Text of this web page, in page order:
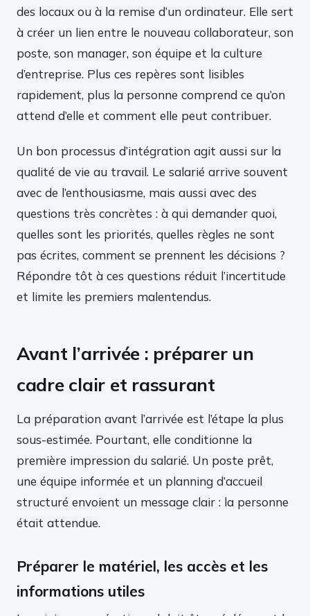
des locaux ou à la remise d’un ordinateur. Elle sert
à créer un lien entre le nouveau collaborateur, son
poste, son manager, son équipe et la culture
d’entreprise. Plus ces repères sont lisibles
rapidement, plus la personne comprend ce qu’on
attend d’elle et comment elle peut contribuer.
Un bon processus d’intégration agit aussi sur la
qualité de vie au travail. Le salarié arrive souvent
avec de l’enthousiasme, mais aussi avec des
questions très concrètes : à qui demander quoi,
quelles sont les priorités, quelles règles ne sont
pas écrites, comment se prennent les décisions ?
Répondre tôt à ces questions réduit l’incertitude
et limite les premiers malentendus.
Avant l’arrivée : préparer un
cadre clair et rassurant
La préparation avant l’arrivée est l’étape la plus
sous-estimée. Pourtant, elle conditionne la
première impression du salarié. Un poste prêt,
une équipe informée et un planning d’accueil
structuré envoient un message clair : la personne
était attendue.
Préparer le matériel, les accès et les
informations utiles